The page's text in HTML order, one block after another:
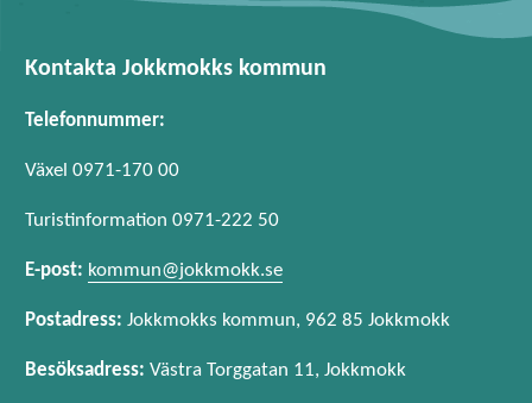
Kontakta Jokkmokks kommun
Telefonnummer:
Växel 0971-170 00
Turistinformation 0971-222 50
E-post: kommun@jokkmokk.se
Postadress: Jokkmokks kommun, 962 85 Jokkmokk
Besöksadress: Västra Torggatan 11, Jokkmokk